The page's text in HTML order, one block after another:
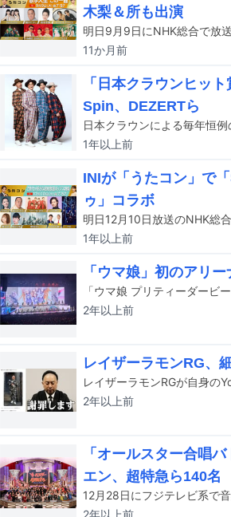
木梨＆所も出演
11か月前
「日本クラウンヒッ
Spin、DEZERTら
1年以上前
INIが「うたコン」で
ゥ」コラボ
1年以上前
「ウマ娘」初のアリ
2年以上前
レイザーラモンRG、
2年以上前
「オールスター合唱
エン、超特急ら140名
2年以上前